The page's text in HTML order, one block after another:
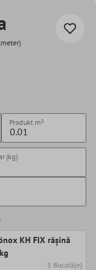
Produkt m²
(kg)
KH FIX rășină
1 Bucată(e)